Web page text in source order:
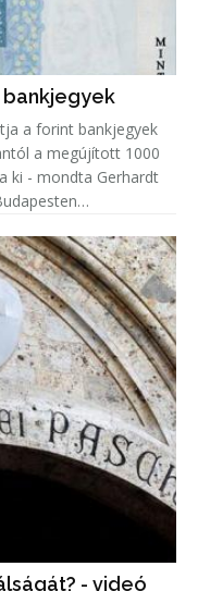
bankjegyek
a forint bankjegyek
a megújított 1000
ki - mondta Gerhardt
- videó